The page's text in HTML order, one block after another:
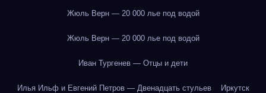
Жюль Верн — 20 000 лье под водой
Жюль Верн — 20 000 лье под водой
Иван Тургенев — Отцы и дети
Илья Ильф и Евгений Петров — Двенадцать стульев Иркутск